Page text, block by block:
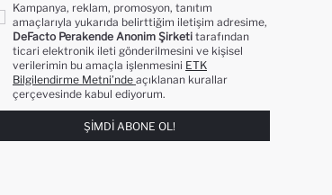
Kampanya, reklam, promosyon, tanıtım
amaçlarıyla yukarıda belirttiğim iletişim adresime,
DeFacto Perakende Anonim Şirketi tarafından
ticari elektronik ileti gönderilmesini ve kişisel
verilerimin bu amaçla işlenmesini ETK
Bilgilendirme Metni’nde açıklanan kurallar
çerçevesinde kabul ediyorum.
ŞIMDI ABONE OL!